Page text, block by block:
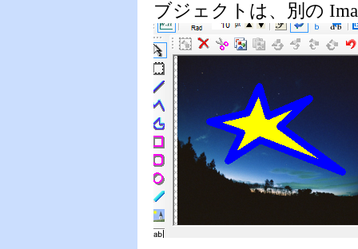
ブジェクトは、別の